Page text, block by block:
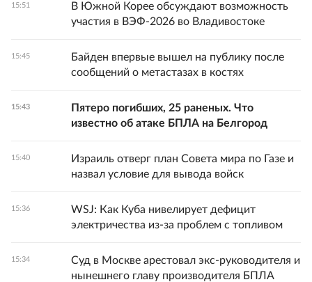
15:51
В Южной Корее обсуждают возможность
участия в ВЭФ-2026 во Владивостоке
15:45
Байден впервые вышел на публику после
сообщений о метастазах в костях
15:43
Пятеро погибших, 25 раненых. Что
известно об атаке БПЛА на Белгород
15:40
Израиль отверг план Совета мира по Газе и
назвал условие для вывода войск
15:36
WSJ: Как Куба нивелирует дефицит
электричества из-за проблем с топливом
15:34
Суд в Москве арестовал экс-руководителя и
нынешнего главу производителя БПЛА